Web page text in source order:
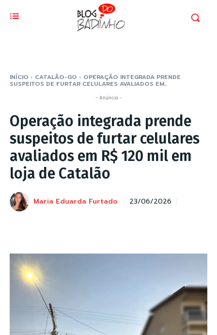
INÍCIO CATALÃO-GO OPERAÇÃO INTEGRADA PRENDE
SUSPEITOS DE FURTAR CELULARES AVALIADOS EM...
- Anúncio -
Operação integrada prende
suspeitos de furtar celulares
avaliados em R$ 120 mil em
loja de Catalão
Maria Eduarda Furtado 23/06/2026